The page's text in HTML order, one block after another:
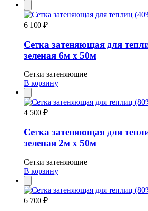
6 100 ₽
Сетка затеняющая для
зеленая 6м х 50м
Сетки затеняющие
В корзину
4 500 ₽
Сетка затеняющая для
зеленая 2м х 50м
Сетки затеняющие
В корзину
6 700 ₽